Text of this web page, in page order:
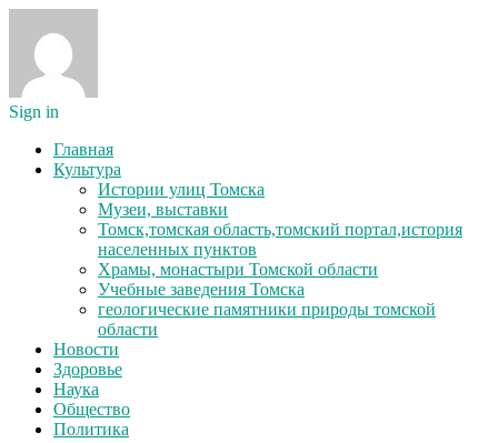
Sign in
Главная
Культура
Истории улиц Томска
Музеи, выставки
Томск,томская область,томский портал,история
населенных пунктов
Храмы, монастыри Томской области
Учебные заведения Томска
геологические памятники природы томской
области
Новости
Здоровье
Наука
Общество
Политика